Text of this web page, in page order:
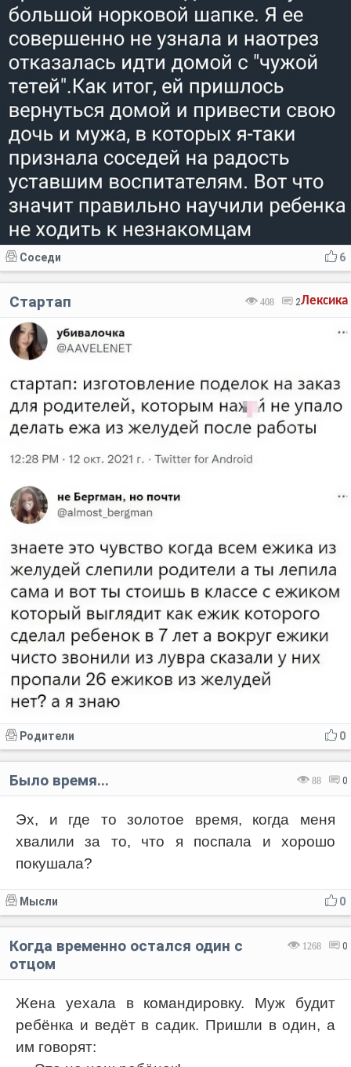
6
Соседи
Лексика
408 2
Стартап
0
Родители
88 0
Было время...
Эх, и где то золотое время, когда меня
хвалили за то, что я поспала и хорошо
покушала?
0
Мысли
1268 0
Когда временно остался один с
отцом
Жена уехала в командировку. Муж будит
ребёнка и ведёт в садик. Пришли в один, а
им говорят: